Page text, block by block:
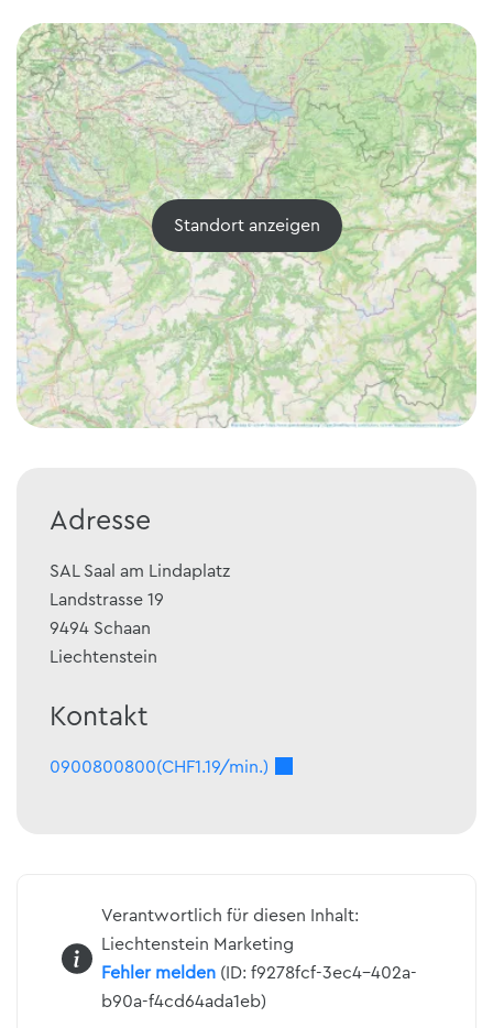
Standort anzeigen
Adresse
SAL Saal am Lindaplatz
Landstrasse 19
9494 Schaan
Liechtenstein
Kontakt
0900800800(CHF1.19/min.)
Verantwortlich für diesen Inhalt:
Liechtenstein Marketing
Fehler melden(ID: f9278fcf-3ec4-402a-
b90a-f4cd64ada1eb)